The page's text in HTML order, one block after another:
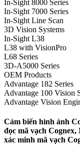
In-Sight 8000 Series
In-Sight 7000 Series
In-Sight Line Scan
3D Vision Systems
In-Sight L38
L38 with VisionPro
L68 Series
3D-A5000 Series
OEM Products
Advantage 182 Series
Advantage 100 Vision
Advantage Vision
Cảm biến hình ảnh
đọc mã vạch
xác minh mã vạch